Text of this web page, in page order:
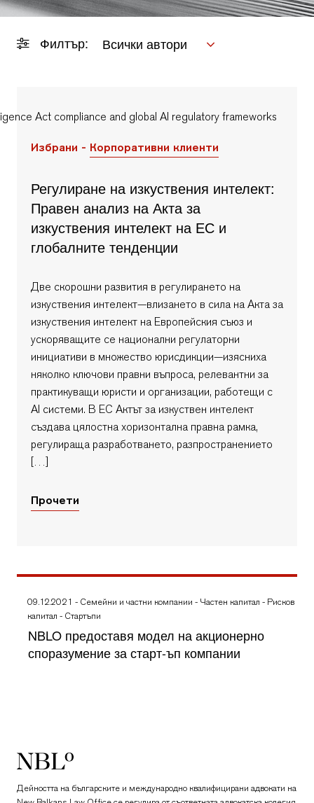
Филтър: Всички автори
Избрани - Корпоративни клиенти
Регулиране на изкуствения интелект:
Правен анализ на Акта за
изкуствения интелект на ЕС и
глобалните тенденции
Две скорошни развития в регулирането на
изкуствения интелект—влизането в сила на Акта за
изкуствения интелект на Европейския съюз и
ускоряващите се национални регулаторни
инициативи в множество юрисдикции—изясниха
няколко ключови правни въпроса, релевантни за
практикуващи юристи и организации, работещи с
AI системи. В ЕС Актът за изкуствен интелект
създава цялостна хоризонтална правна рамка,
регулираща разработването, разпространението
[…]
Прочети
09.12.2021 - Семейни и частни компании - Частен капитал - Рисков
капитал - Стартъпи
NBLO предоставя модел на акционерно
споразумение за старт-ъп компании
New Balkans Law Office
Дейността на българските и международно квалифицирани адвокати на